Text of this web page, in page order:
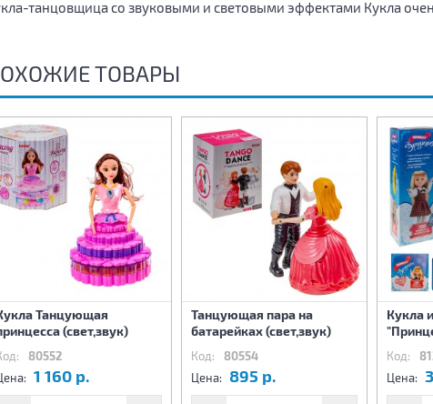
танцовщица со звуковыми и световыми эффектами Кукла
ТОВАРЫ
Танцующая
(свет,звук)
80552
1 160 р.
Танцующая пара на
батарейках (свет,звук)
Код: 80554
Цена: 895 р.
Кукла
Код:
Цена: